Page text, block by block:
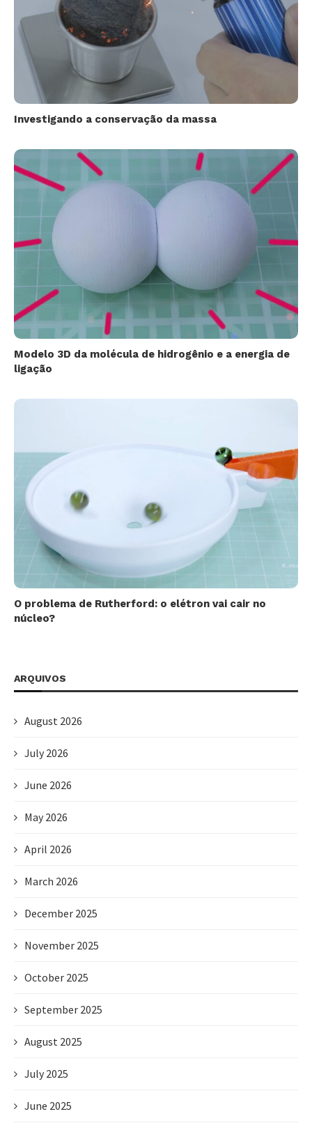
Investigando a conservação da massa
Modelo 3D da molécula de hidrogênio e a energia de
ligação
O problema de Rutherford: o elétron vai cair no
núcleo?
ARQUIVOS
August 2026
July 2026
June 2026
May 2026
April 2026
March 2026
December 2025
November 2025
October 2025
September 2025
August 2025
July 2025
June 2025